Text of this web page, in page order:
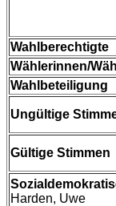
Wahlberechtigte
Wählerinnen/
Wahlbeteiligung
Ungültige
Gültige Stimmen
Harden, Uwe